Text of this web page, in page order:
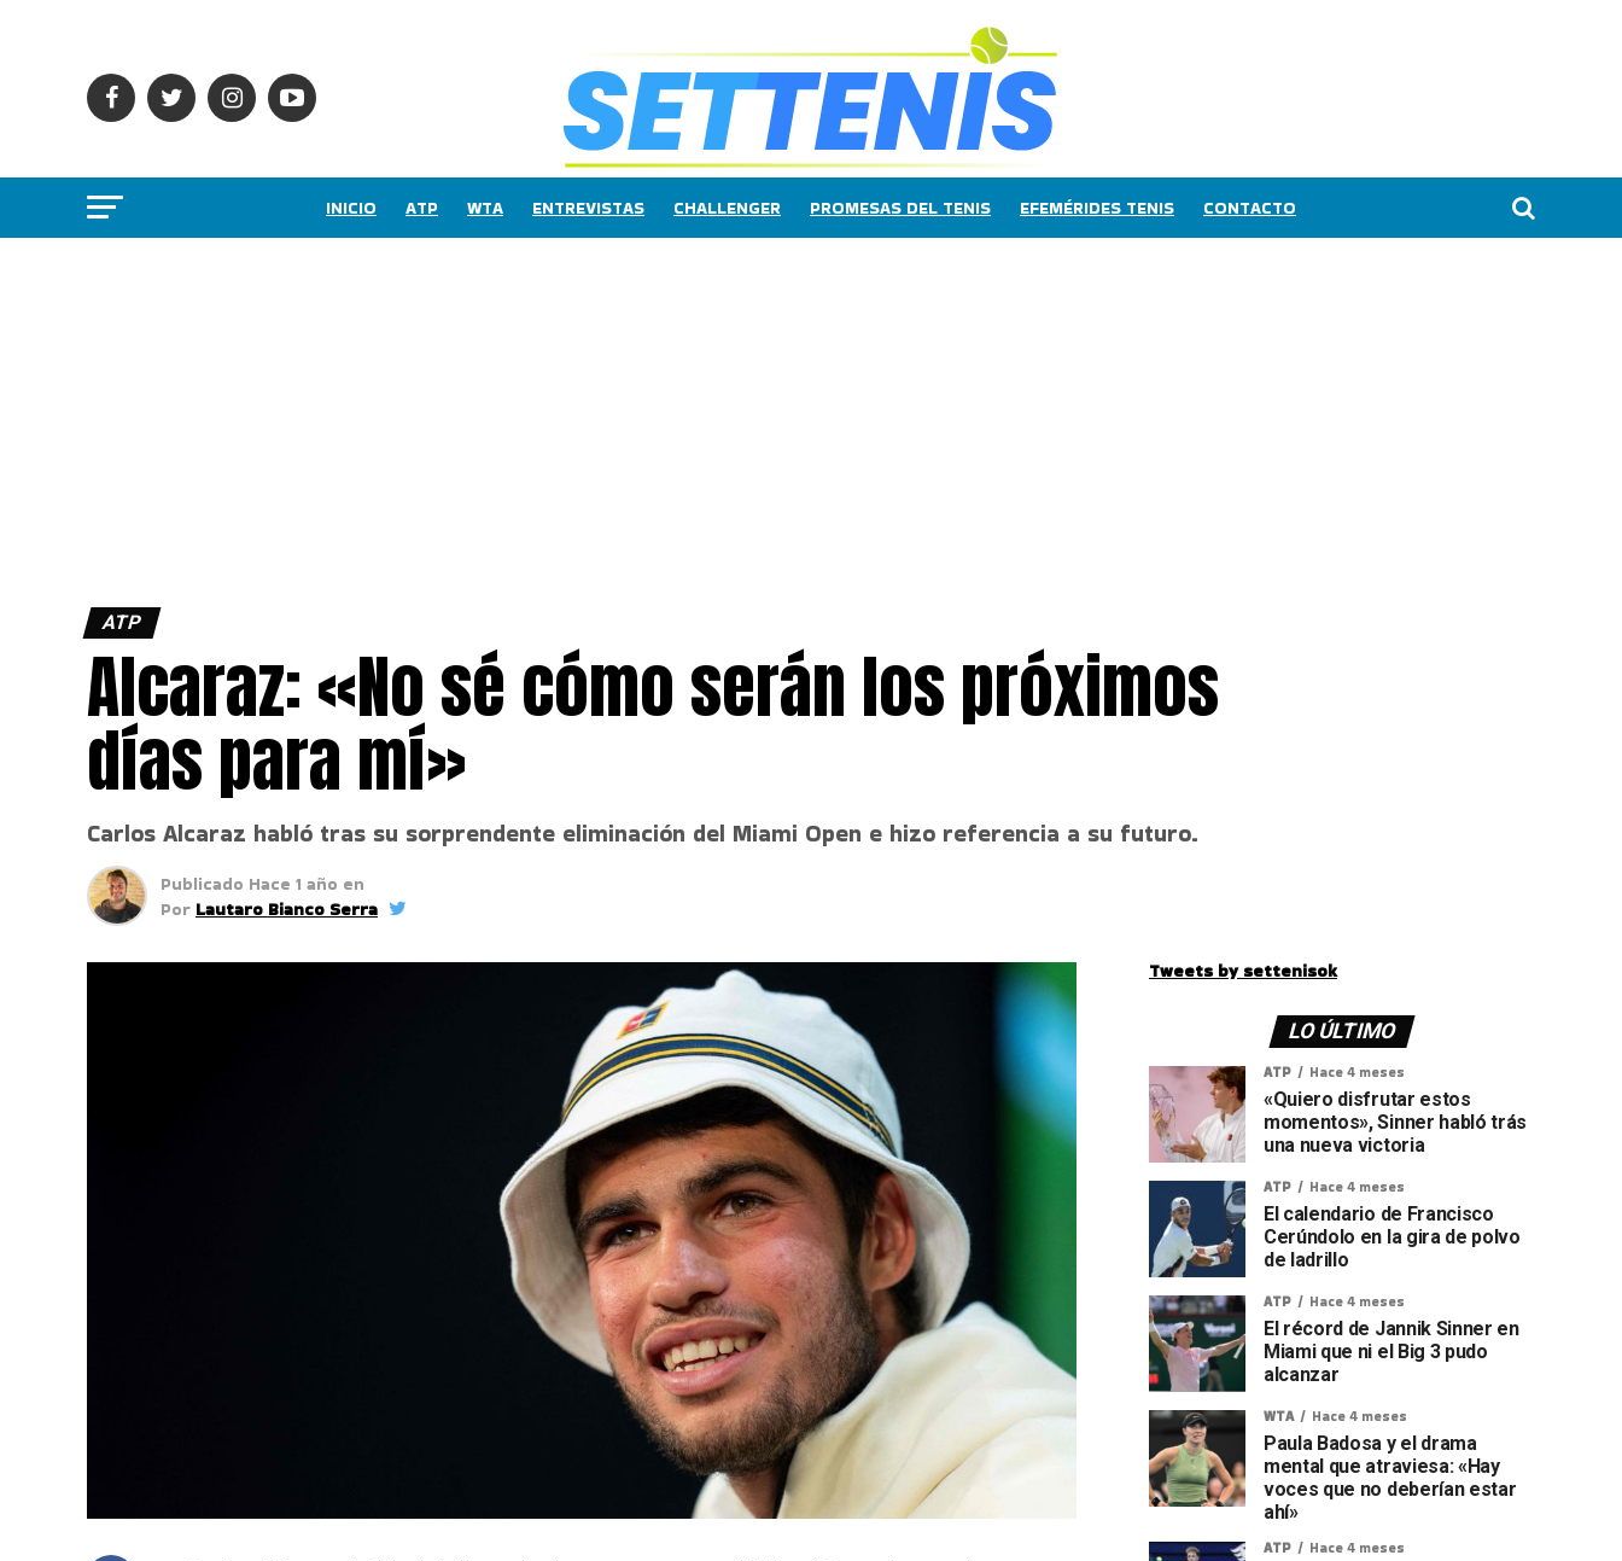
INICIO ATP WTA ENTREVISTAS CHALLENGER PROMESAS DEL TENIS EFEMÉRIDES TENIS CONTACTO
ATP
Alcaraz: «No sé cómo serán los próximos
días para mí»
Carlos Alcaraz habló tras su sorprendente eliminación del Miami Open e hizo referencia a su futuro.
Publicado Hace 1 año en
Por Lautaro Bianco Serra
Tweets by settenisok
LO ÚLTIMO
ATP Hace 4 meses
«Quiero disfrutar estos
momentos», Sinner habló trás
una nueva victoria
ATP Hace 4 meses
El calendario de Francisco
Cerúndolo en la gira de polvo
de ladrillo
ATP Hace 4 meses
El récord de Jannik Sinner en
Miami que ni el Big 3 pudo
alcanzar
WTA Hace 4 meses
Paula Badosa y el drama
mental que atraviesa: «Hay
voces que no deberían estar
ahí»
ATP Hace 4 meses